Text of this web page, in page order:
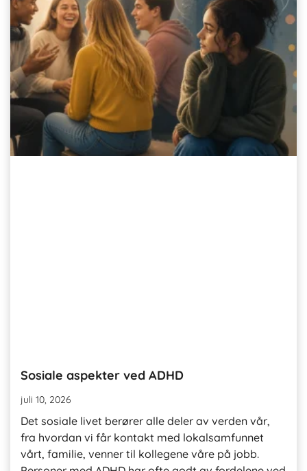
Sosiale aspekter ved ADHD
juli 10, 2026
Det sosiale livet berører alle deler av verden vår,
fra hvordan vi får kontakt med lokalsamfunnet
vårt, familie, venner til kollegene våre på jobb.